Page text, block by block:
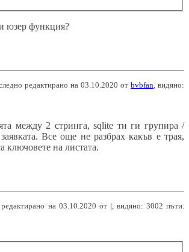
юзер функция?
редактирано на 03.10.2020 от bvbfan, видяно:
между 2 стринга, sqlite ти ги групира /
Все още не разбрах какъв е трая,
ключовете на листата.
на 03.10.2020 от |, видяно: 3002 пъти.